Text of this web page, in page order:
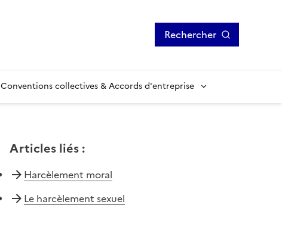
Rechercher
Conventions collectives & Accords d'entreprise
Articles liés:
Harcèlement moral
Le harcèlement sexuel